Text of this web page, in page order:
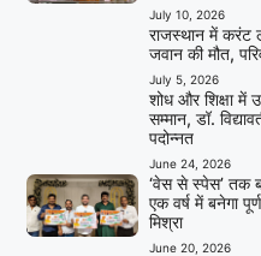
July 10, 2026
राजस्थान में करंट
जवान की मौत,
July 5, 2026
शोध और शिक्षा में
सम्मान, डॉ.
पदोन्नत
June 24, 2026
‘वेस से स्पेस’ तक
एक वर्ष में बनेगा
मिश्रा
June 20, 2026